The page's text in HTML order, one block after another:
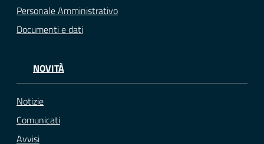
Personale Amministrativo
Documenti e dati
NOVITÀ
Notizie
Comunicati
Avvisi